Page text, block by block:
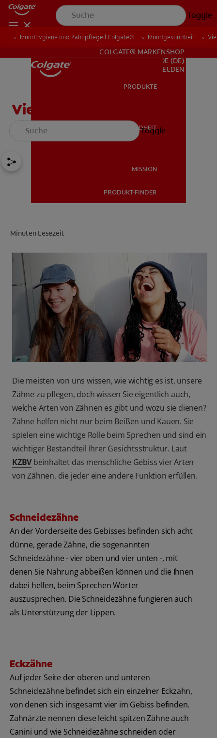
Toggle
FÜR ZAHNÄRZTINNEN/ZAHNÄRZTE
COLGATE® MARKENSHOP
DE (DE)
ANMELDEN
FÜR ZAHNÄRZTINNEN/ZAHNÄRZTE
COLGATE® MARKENSHOP
DE (DE)
ANMELDEN
PRODUKTE
MUNDGESUNDHEIT
MISSION
PRODUKT-FINDER
Toggle
Mundhygiene und Zahnpflege | Colgate® Mundgesundheit
Vier verschiedene Arten
von Zähnen und mehr
Minuten Lesezeit
Die meisten von uns wissen, wie wichtig es ist, unsere
Zähne zu pflegen, doch wissen Sie eigentlich auch,
welche Arten von Zähnen es gibt und wozu sie dienen?
Zähne helfen nicht nur beim Beißen und Kauen. Sie
spielen eine wichtige Rolle beim Sprechen und sind ein
wichtiger Bestandteil Ihrer Gesichtsstruktur. Laut
KZBVbeinhaltet das menschliche Gebiss vier Arten
von Zähnen, die jeder eine andere Funktion erfüllen.
Schneidezähne
An der Vorderseite des Gebisses befinden sich acht
dünne, gerade Zähne, die sogenannten
Schneidezähne - vier oben und vier unten -, mit
denen Sie Nahrung abbeißen können und die Ihnen
dabei helfen, beim Sprechen Wörter
auszusprechen. Die Schneidezähne fungieren auch
als Unterstützung der Lippen.
Eckzähne
Auf jeder Seite der oberen und unteren
Schneidezähne befindet sich ein einzelner Eckzahn,
von denen sich insgesamt vier im Gebiss befinden.
Zahnärzte nennen diese leicht spitzen Zähne auch
Canini und wie Schneidezähne schneiden oder